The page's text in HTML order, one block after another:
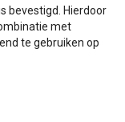
bevestigd. Hierdoor
met
te gebruiken op